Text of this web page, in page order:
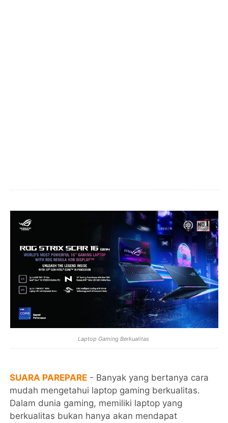
Laptop Gaming Berkualitas
SUARA PAREPARE - Banyak yang bertanya cara
mudah mengetahui laptop gaming berkualitas.
Dalam dunia gaming, memiliki laptop yang
berkualitas bukan hanya akan mendapat